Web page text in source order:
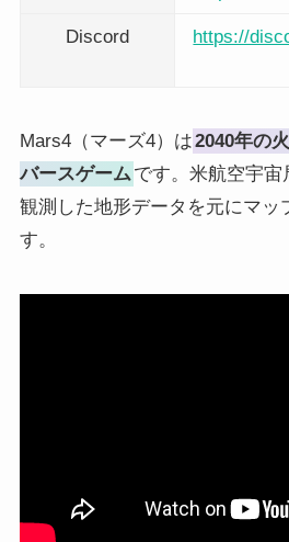
Discord
https://
Mars4（マーズ4）は2040年の
バースゲームです。米航空宇宙
観測した地形データを元にマッ
す。